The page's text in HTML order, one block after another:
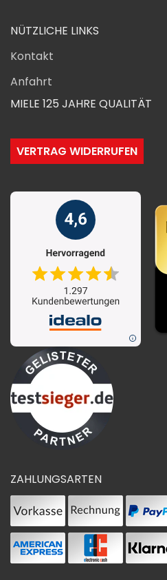
NÜTZLICHE LINKS
Kontakt
Anfahrt
MIELE 125 JAHRE QUALITÄT
VERTRAG WIDERRUFEN
ZAHLUNGSARTEN